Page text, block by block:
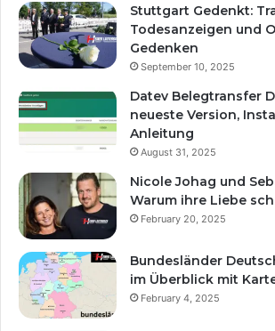
Stuttgart Gedenkt:
Todesanzeigen und
Gedenken
September 10, 2025
Datev Belegtransfer
neueste Version,
Anleitung
August 31, 2025
Nicole Johag und
Warum ihre Liebe
February 20, 2025
Bundesländer
im Überblick mit
February 4, 2025